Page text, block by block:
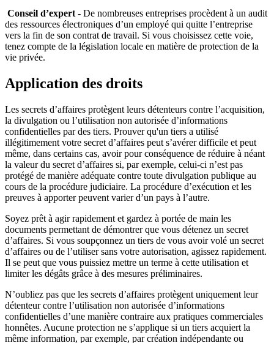
Conseil d’expert - De nombreuses entreprises procèdent à un audit
des ressources électroniques d’un employé qui quitte l’entreprise
vers la fin de son contrat de travail. Si vous choisissez cette voie,
tenez compte de la législation locale en matière de protection de la
vie privée.
Application des droits
Les secrets d’affaires protègent leurs détenteurs contre l’acquisition,
la divulgation ou l’utilisation non autorisée d’informations
confidentielles par des tiers. Prouver qu'un tiers a utilisé
illégitimement votre secret d’affaires peut s’avérer difficile et peut
même, dans certains cas, avoir pour conséquence de réduire à néant
la valeur du secret d’affaires si, par exemple, celui-ci n’est pas
protégé de manière adéquate contre toute divulgation publique au
cours de la procédure judiciaire. La procédure d’exécution et les
preuves à apporter peuvent varier d’un pays à l’autre.
Soyez prêt à agir rapidement et gardez à portée de main les
documents permettant de démontrer que vous détenez un secret
d’affaires. Si vous soupçonnez un tiers de vous avoir volé un secret
d’affaires ou de l’utiliser sans votre autorisation, agissez rapidement.
Il se peut que vous puissiez mettre un terme à cette utilisation et
limiter les dégâts grâce à des mesures préliminaires.
N’oubliez pas que les secrets d’affaires protègent uniquement leur
détenteur contre l’utilisation non autorisée d’informations
confidentielles d’une manière contraire aux pratiques commerciales
honnêtes. Aucune protection ne s’applique si un tiers acquiert la
même information, par exemple, par création indépendante ou